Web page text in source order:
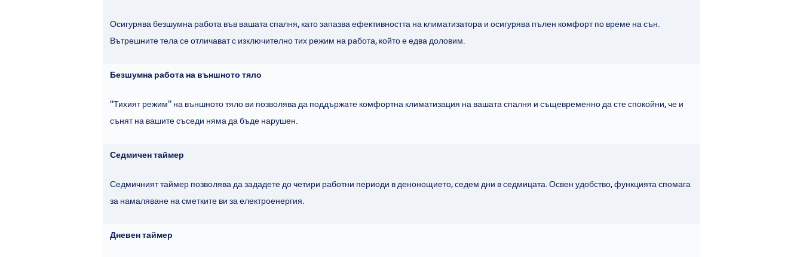
Осигурява безшумна работа във вашата спалня, като запазва ефективността на климатизатора и осигурява пълен комфорт по време на сън.
Вътрешните тела се отличават с изключително тих режим на работа, който е едва доловим.
Безшумна работа на външното тяло
“Тихият режим” на външното тяло ви позволява да поддържате комфортна климатизация на вашата спалня и същевременно да сте спокойни, че и
сънят на вашите съседи няма да бъде нарушен.
Седмичен таймер
Седмичният таймер позволява да зададете до четири работни периоди в денонощието, седем дни в седмицата. Освен удобство, функцията спомага
за намаляване на сметките ви за електроенергия.
Дневен таймер